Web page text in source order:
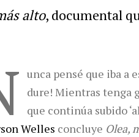
alto, documental
unca pensé que iba a
dure! Mientras tenga
que continúa subido
Welles concluye Olea,